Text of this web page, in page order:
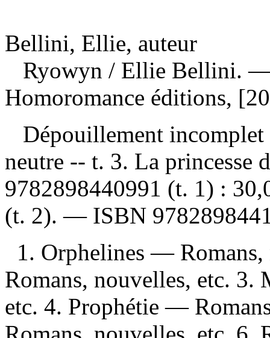
Bellini, Ellie, auteur
Ryowyn / Ellie Bellini. —
Homoromance éditions,
Dépouillement
neutre -- t. 3. La
9782898440991 (t. 1) :
(t. 2). — ISBN
1. Orphelines —
Romans, nouvelles, etc.
etc. 4. Prophétie —